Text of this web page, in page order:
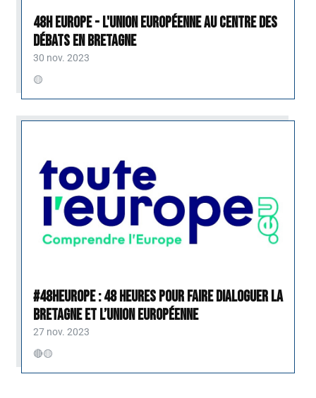
48H Europe - L'Union européenne au centre des
débats en Bretagne
30 nov. 2023
🟡
#48HEurope : 48 heures pour faire dialoguer la
Bretagne et l’Union européenne
27 nov. 2023
🔴🟡